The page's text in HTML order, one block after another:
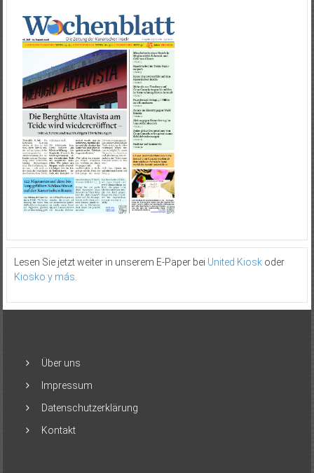
Lesen Sie jetzt weiter in unserem E-Paper bei United Kioskoder
Kiosko y más
Über uns
Impressum
Datenschutzerklärung
Kontakt